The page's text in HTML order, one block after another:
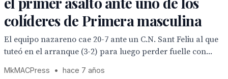
colíderes de Primera masculina
El equipo nazareno cae 20-7 ante un C.N. Sant Feliu al que
tuteó en el arranque (3-2) para luego perder fuelle con...
MkMACPress • hace 7 años